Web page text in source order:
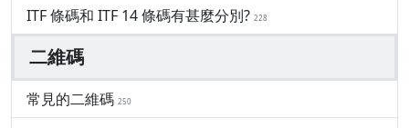
ITF 條碼和 ITF 14 條碼有甚麼分別? 228
二維碼
常見的二維碼 250